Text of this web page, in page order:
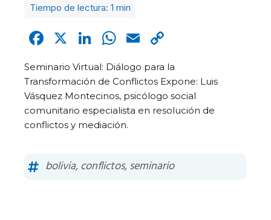
Facebook
X LinkedIn
WhatsApp
Email
Link
Seminario Virtual: Diálogo para la
Transformación de Conflictos Expone: Luis
Vásquez Montecinos, psicólogo social
comunitario especialista en resolución de
conflictos y mediación.
bolivia,conflictos,seminario